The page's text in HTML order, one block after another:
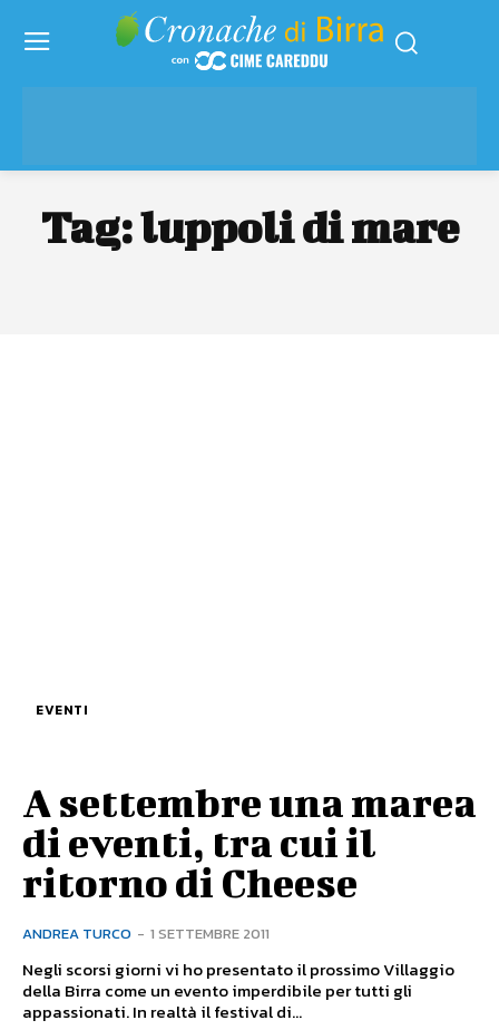
Tag:luppoli di mare
EVENTI
A settembre una marea
di eventi, tra cui il
ritorno di Cheese
ANDREA TURCO - 1 SETTEMBRE 2011
Negli scorsi giorni vi ho presentato il prossimo Villaggio
della Birra come un evento imperdibile per tutti gli
appassionati. In realtà il festival di...